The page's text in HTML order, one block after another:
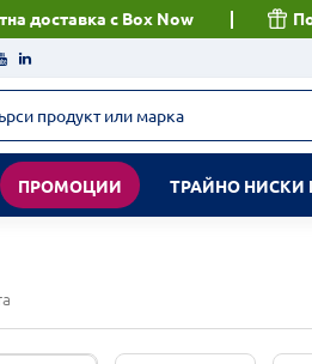
доставка с Box Now
ПРОМОЦИИ ТРАЙНО НИСКИ